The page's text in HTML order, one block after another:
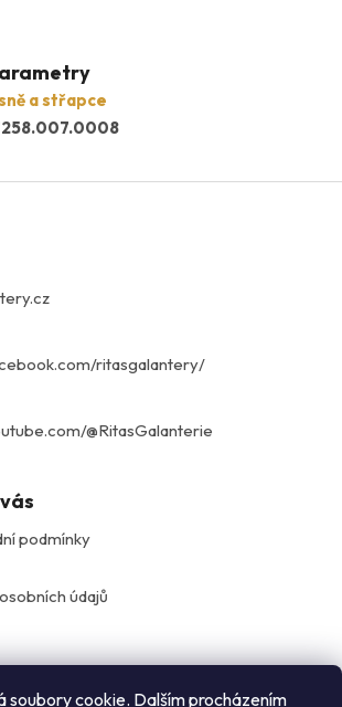
soubory cookie. Dalším procházením
a střapce
ritasgalantery/
@RitasGalanterie
podmínky
údajů